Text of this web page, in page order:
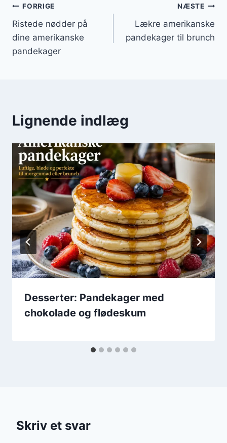
Indlægsnavigation
FORRIGE
Ristede nødder på
dine amerikanske
pandekager
NÆSTE
Lækre amerikanske
pandekager til brunch
Lignende indlæg
Desserter: Pandekager med
chokolade og flødeskum
Skriv et svar